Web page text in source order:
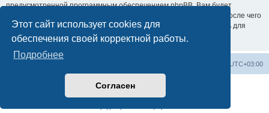
Этот сайт использует cookies для
обеспечения своей корректной работы.
Подробнее
Согласен
предусмотренной программным обеспечением phpBB. Вам будет
необходимо ввести ваше имя пользователя и ваш адрес email, после чего
программное обеспечение phpBB сгенерирует вам новый пароль для
вашей учётной записи.
UTC+03:00
Создано на основеphpBB® Forum Software © phpBB Limited
Русская поддержка phpBB